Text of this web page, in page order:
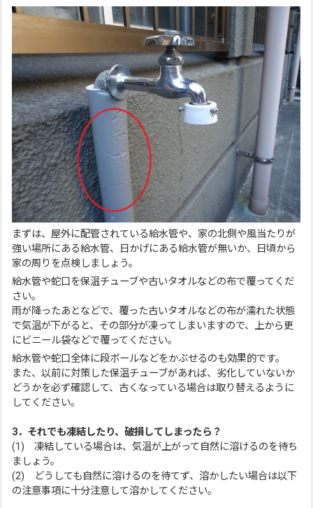
まずは、屋外に配管されている給水管や、家の北側や風当たりが
強い場所にある給水管、日かげにある給水管が無いか、日頃から
家の周りを点検しましょう。
給水管や蛇口を保温チューブや古いタオルなどの布で覆ってくだ
さい。
雨が降ったあとなどで、覆った古いタオルなどの布が濡れた状態
で気温が下がると、その部分が凍ってしまいますので、上から更
にビニール袋などで覆ってください。
給水管や蛇口全体に段ボールなどをかぶせるのも効果的です。
また、以前に対策した保温チューブがあれば、劣化していないか
どうかを必ず確認して、古くなっている場合は取り替えるように
してください。
3．それでも凍結したり、破損してしまったら？
(1) 凍結している場合は、気温が上がって自然に溶けるのを待ち
ましょう。
(2) どうしても自然に溶けるのを待てず、溶かしたい場合は以下
の注意事項に十分注意して溶かしてください。